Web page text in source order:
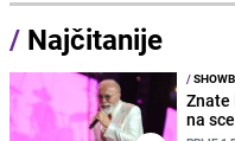
/ Najčitanije
/
Znate
na